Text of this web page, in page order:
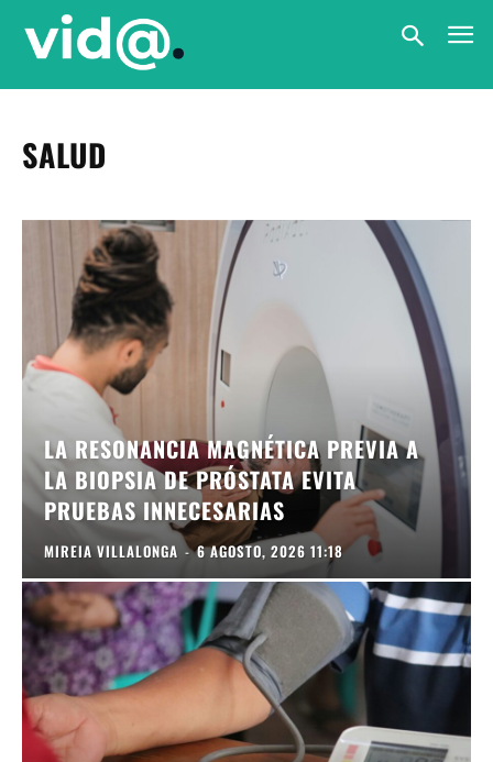
SALUD
LA RESONANCIA MAGNÉTICA PREVIA A
LA BIOPSIA DE PRÓSTATA EVITA
PRUEBAS INNECESARIAS
MIREIA VILLALONGA - 6 AGOSTO, 2026 11:18